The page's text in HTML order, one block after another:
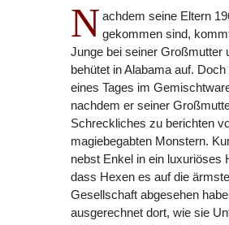
N achdem seine Eltern
gekommen sind,
Junge bei seiner Großmutter
behütet in Alabama auf.
eines Tages im
nachdem er seiner
Schreckliches zu berichten
magiebegabten Monstern.
nebst Enkel in ein luxuriöses
dass Hexen es auf die
Gesellschaft abgesehen
ausgerechnet dort, wie sie